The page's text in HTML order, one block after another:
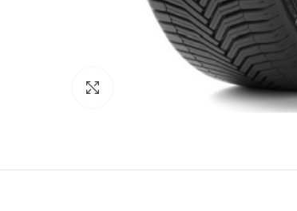
Κάντε κλικ για μεγέθυνση